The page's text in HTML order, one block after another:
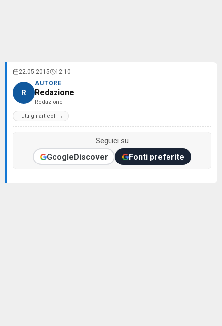
22.05.2015 12:10
R
AUTORE
Redazione
Redazione
Tutti gli articoli →
Seguici su
GoogleDiscover Fonti preferite